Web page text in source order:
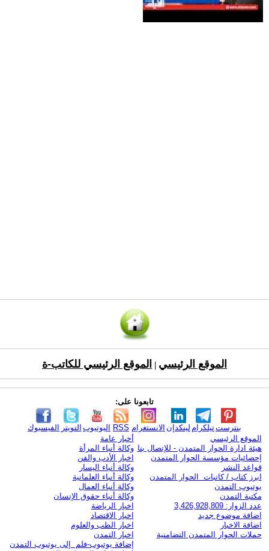
الموقع الرئيسي الموقع الرئيسي للكاتب-ة
تابعونا على:
الفيسبوك التويتر اليوتيوب RSS الانستغرام لينكدإن تيلكرامبنترست
الموقع الرئيسي
هيئة ادارة الحوار المتمدن - للإتصال بنا
إحصائيات مؤسسة الحوار المتمدن
قواعد النشر
ابرز كتاب / كاتبات الحوار المتمدن
يوتيوب التمدن
مكتبة التمدن
عدد الزوار: 3,426,928,809
اضافة موضوع جديد
اضافة الاخبار
حملات الحوار المتمدن التضامنية
أخبار عامة
وكالة أنباء المرأة
اخبار الأدب والفن
وكالة أنباء اليسار
وكالة أنباء العلمانية
وكالة أنباء العمال
وكالة أنباء حقوق الإنسان
اخبار الرياضة
اخبار الاقتصاد
اخبار الطب والعلوم
اخبار التمدن
إضافة يوتيوب-فلم إلى يوتيوب التمدن